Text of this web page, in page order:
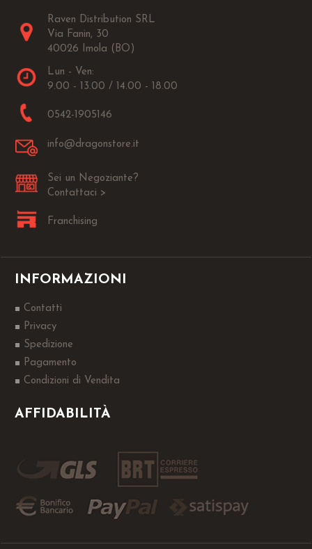
Raven Distribution SRL
Via Fanin, 30
40026 Imola (BO)
Lun - Ven:
9.00 - 13.00 / 14.00 - 18.00
0542-1905146
info@dragonstore.it
Sei un Negoziante?
Contattaci >
Franchising
INFORMAZIONI
Contatti
Privacy
Spedizione
Pagamento
Condizioni di Vendita
AFFIDABILITÀ